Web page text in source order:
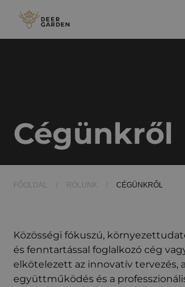
Cégünkről
FŐOLDAL / RÓLUNK / CÉGÜNKRŐL
Közösségi fókuszú,
és fenntartással foglalkozó cég
elkötelezett az innovatív tervezés,
együttműködés és a